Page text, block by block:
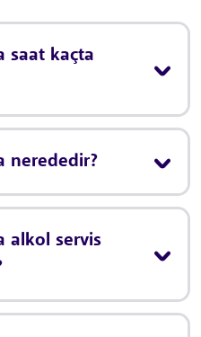
saat kaçta
nerededir?
alkol servis